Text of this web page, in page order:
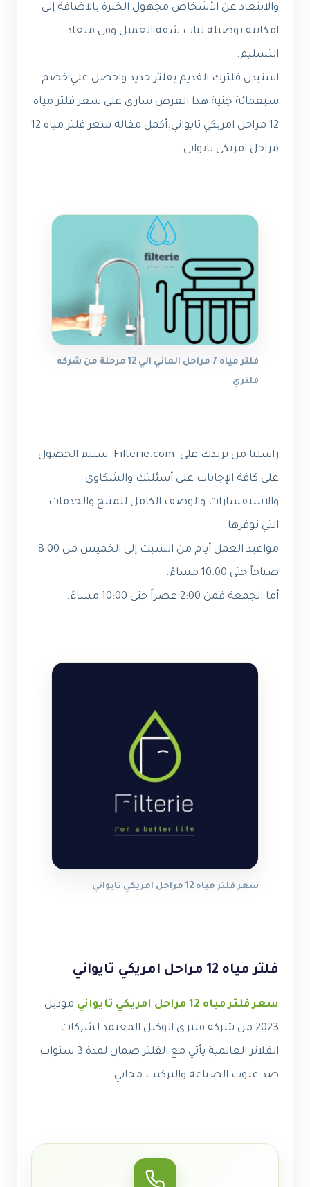
والابتعاد عن الأشخاص مجهول الخبرة بالاضافة إلى
امكانية توصيله لباب شقة العميل وفي ميعاد
التسليم.
استبدل فلترك القديم بفلتر جديد واحصل علي خصم
سبعمائة جنية هذا العرض ساري علي سعر فلتر مياه
12 مراحل امريكي تايواني.
أكمل مقاله
سعر فلتر مياه 12
مراحل امريكي تايواني.
فلتر مياه 7 مراحل الماني الي 12 مرحلة من شركه
فلتري
راسلنا من بريدك على Filterie.com سيتم الحصول
على كافة الإجابات على أسئلتك والشكاوى
والاستفسارات والوصف الكامل للمنتج والخدمات
التي نوفرها.
مواعيد العمل أيام من السبت إلى الخميس من 8:00
صباحاً حتي 10:00 مساءً.
أما الجمعة فمن 2:00 عصراً حتى 10:00 مساءً.
سعر فلتر مياه 12 مراحل امريكي تايواني
فلتر مياه 12 مراحل امريكي تايواني
سعر فلتر مياه 12 مراحل امريكي تايواني
موديل
2023 من شركة فلتري الوكيل المعتمد لشركات
الفلاتر العالمية يأتي مع الفلتر ضمان لمدة 3 سنوات
ضد عيوب الصناعة والتركيب مجاني.